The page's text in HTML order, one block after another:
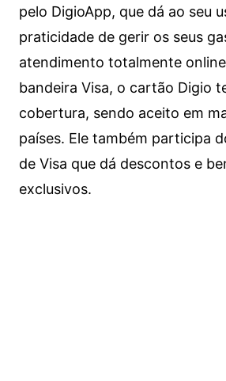
pelo DigioApp, que dá ao seu
praticidade de gerir os seus
atendimento totalmente
bandeira Visa, o cartão Digio
cobertura, sendo aceito em
países. Ele também participa
de Visa que dá descontos e
exclusivos.